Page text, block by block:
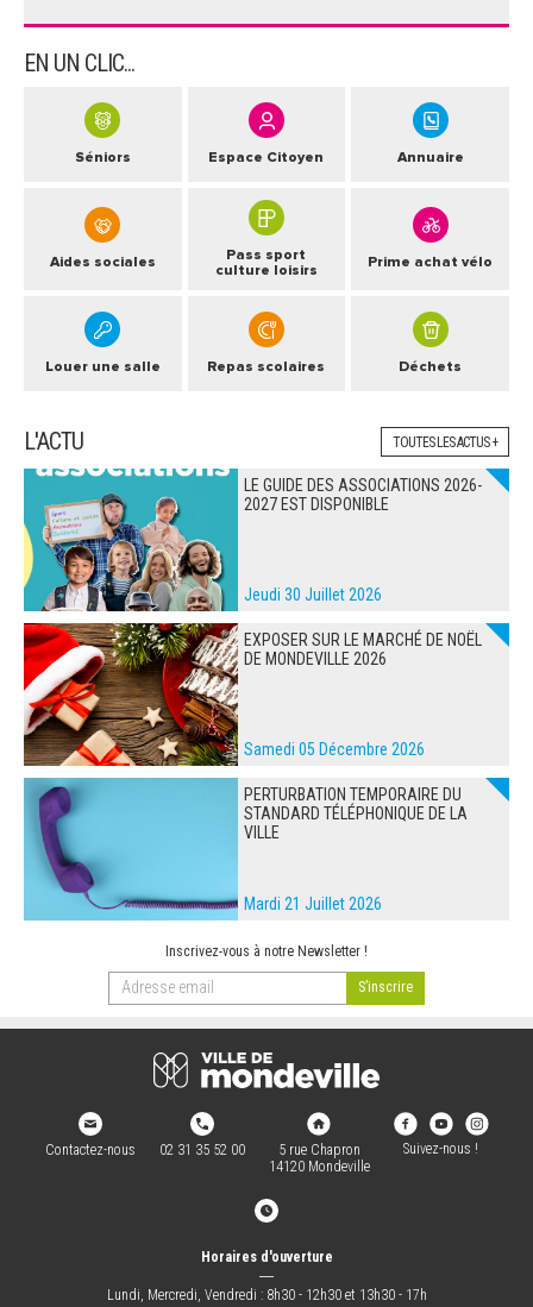
EN UN CLIC...
Séniors Espace Citoyen Annuaire
Aides sociales
Pass sport
culture loisirs
Prime achat vélo
Louer une salle Repas scolaires Déchets
L'ACTU TOUTES LES ACTUS +
LE GUIDE DES ASSOCIATIONS 2026-
2027 EST DISPONIBLE
Jeudi 30 Juillet 2026
EXPOSER SUR LE MARCHÉ DE NOËL
DE MONDEVILLE 2026
Samedi 05 Décembre 2026
PERTURBATION TEMPORAIRE DU
STANDARD TÉLÉPHONIQUE DE LA
VILLE
Mardi 21 Juillet 2026
Inscrivez-vous à notre Newsletter !
Contactez-nous 02 31 35 52 00
5 rue Chapron
14120 Mondeville
Suivez-nous !
Horaires d'ouverture
―
Lundi, Mercredi, Vendredi : 8h30 - 12h30 et 13h30 - 17h